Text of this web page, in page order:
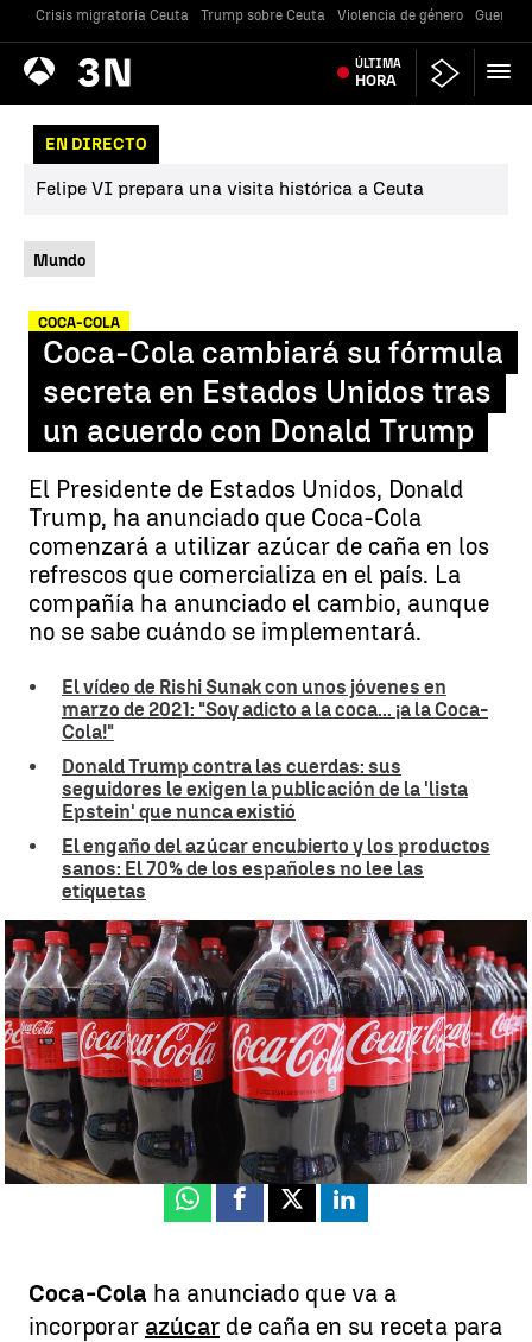
Crisis migratoria Ceuta Trump sobre Ceuta Violencia de género Guerra
Antena
3 Noticias ÚLTIMA
HORA
EN DIRECTO
Felipe VI prepara una visita histórica a Ceuta
Mundo
COCA-COLA
Coca-Cola cambiará su fórmula
secreta en Estados Unidos tras
un acuerdo con Donald Trump
El Presidente de Estados Unidos, Donald
Trump, ha anunciado que Coca-Cola
comenzará a utilizar azúcar de caña en los
refrescos que comercializa en el país. La
compañía ha anunciado el cambio, aunque
no se sabe cuándo se implementará.
El vídeo de Rishi Sunak con unos jóvenes en
marzo de 2021: "Soy adicto a la coca... ¡a la Coca-
Cola!"
Donald Trump contra las cuerdas: sus
seguidores le exigen la publicación de la 'lista
Epstein' que nunca existió
El engaño del azúcar encubierto y los productos
sanos: El 70% de los españoles no lee las
etiquetas
Coca-Cola cambiará su fórmula secreta en Estados Unidos tras un
acuerdo con Donald Trump |Agencias
Natalia López
Publicado:17 de julio de 2025, 15:09
Whatsapp
Facebook
X Linkedin
Coca-Cola ha anunciado que va a
incorporar azúcar de caña en su receta para